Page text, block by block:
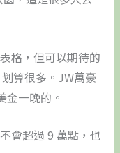
格，但可以期待的
算很多。JW萬豪
金一晚的。
會超過 9 萬點，也